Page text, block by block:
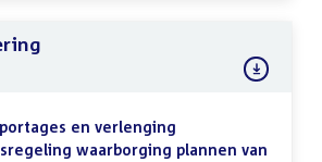
en verlenging
waarborging plannen van